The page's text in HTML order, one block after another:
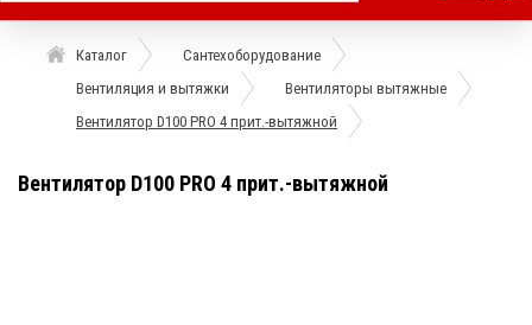
Каталог
Сантехоборудование
Вентиляция и вытяжки
Вентиляторы вытяжные
Вентилятор D100 PRO 4 прит.-вытяжной
Вентилятор D100 PRO 4 прит.-вытяжной